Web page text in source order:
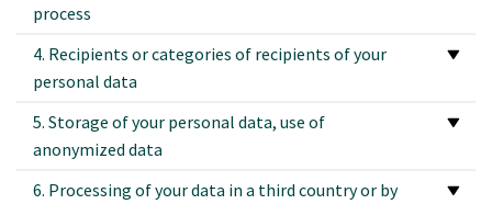
process
4. Recipients or categories of recipients of your
personal data
5. Storage of your personal data, use of
anonymized data
6. Processing of your data in a third country or by